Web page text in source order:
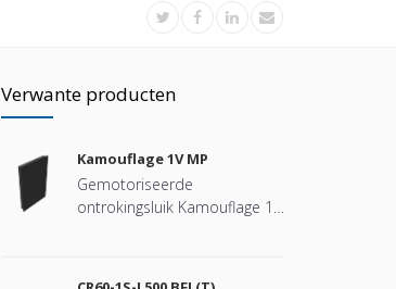
Verwante producten
Kamouflage 1V MP
Gemotoriseerde
ontrokingsluik Kamouflage 1V